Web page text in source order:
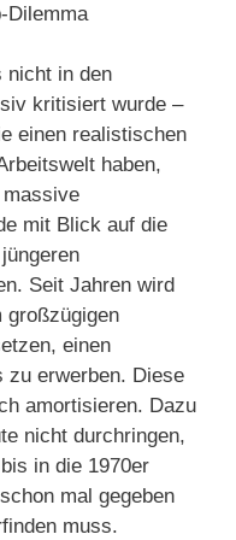
Dilemma
nicht in den
kritisiert wurde –
einen realistischen
haben,
mit Blick auf die
Seit Jahren wird
großzügigen
einen
zu erwerben. Diese
amortisieren. Dazu
nicht durchringen,
in die 1970er
mal gegeben
muss.